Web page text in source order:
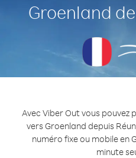
Groenland
Avec Viber Out vous pouvez
vers Groenland depuis
numéro fixe ou mobile en
minute